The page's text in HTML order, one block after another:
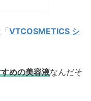
VTCOSMETICS シ
めの美容液なんだそ